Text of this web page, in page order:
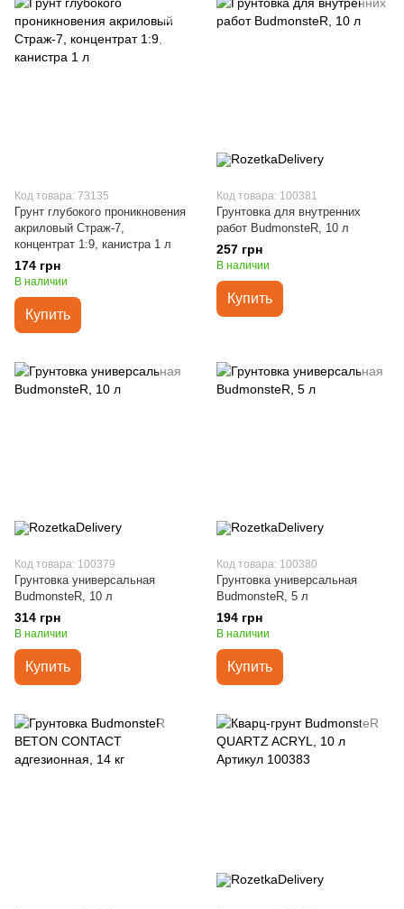
Код товара: 73135
Грунт глубокого проникновения
акриловый Страж-7,
концентрат 1:9, канистра 1 л
174 грн
В наличии
Купить
Код товара: 100381
Грунтовка для внутренних
работ BudmonsteR, 10 л
257 грн
В наличии
Купить
Код товара: 100379
Грунтовка универсальная
BudmonsteR, 10 л
314 грн
В наличии
Купить
Код товара: 100380
Грунтовка универсальная
BudmonsteR, 5 л
194 грн
В наличии
Купить